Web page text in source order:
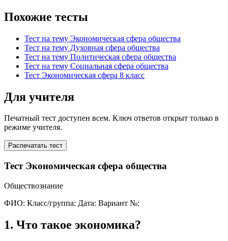
Похожие тесты
Тест на тему Экономическая сфера общества
Тест на тему Духовная сфера общества
Тест на тему Политическая сфера общества
Тест на тему Социальная сфера общества
Тест Экономическая сфера 8 класс
Для учителя
Печатный тест доступен всем. Ключ ответов открыт только в
режиме учителя.
Распечатать тест
Тест Экономическая сфера общества
Обществознание
ФИО: Класс/группа: Дата: Вариант №:
1. Что такое экономика?